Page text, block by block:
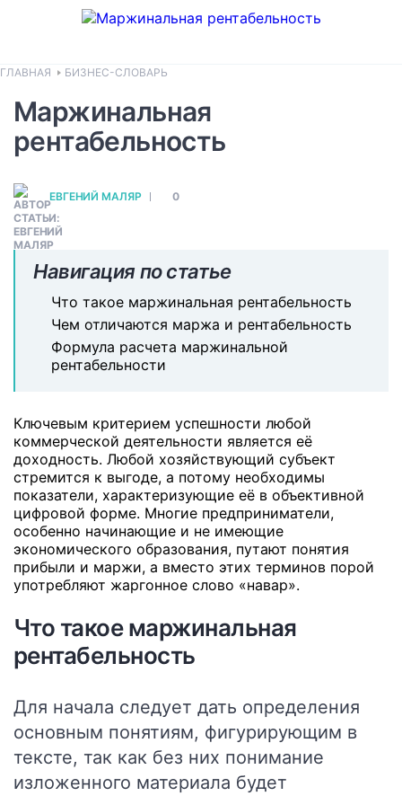
ГЛАВНАЯ БИЗНЕС-СЛОВАРЬ
Маржинальная
рентабельность
ЕВГЕНИЙ МАЛЯР 0
Навигация по статье
Что такое маржинальная рентабельность
Чем отличаются маржа и рентабельность
Формула расчета маржинальной
рентабельности
Ключевым критерием успешности любой
коммерческой деятельности является её
доходность. Любой хозяйствующий субъект
стремится к выгоде, а потому необходимы
показатели, характеризующие её в объективной
цифровой форме. Многие предприниматели,
особенно начинающие и не имеющие
экономического образования, путают понятия
прибыли и маржи, а вместо этих терминов порой
употребляют жаргонное слово «навар».
Что такое маржинальная
рентабельность
Для начала следует дать определения
основным понятиям, фигурирующим в
тексте, так как без них понимание
изложенного материала будет